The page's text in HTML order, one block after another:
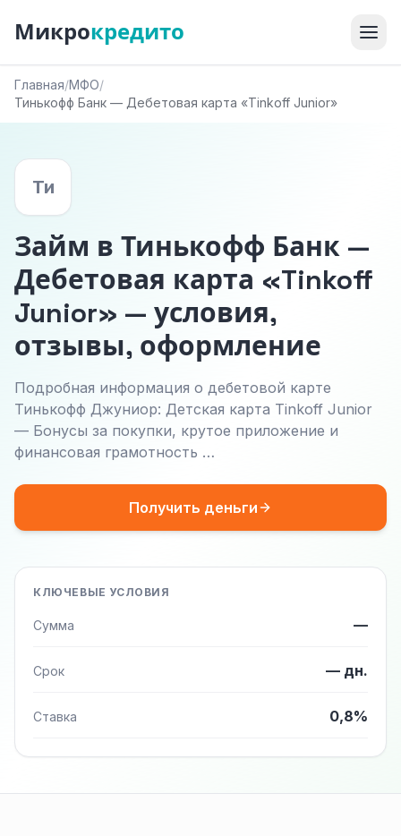
Микрокредито
Главная/МФО/
Тинькофф Банк — Дебетовая карта «Tinkoff Junior»
Ти
Займ в Тинькофф Банк —
Дебетовая карта «Tinkoff
Junior» — условия,
отзывы, оформление
Подробная информация о дебетовой карте
Тинькофф Джуниор: Детская карта Tinkoff Junior
— Бонусы за покупки, крутое приложение и
финансовая грамотность …
Получить деньги
КЛЮЧЕВЫЕ УСЛОВИЯ
Сумма —
Срок — дн.
Ставка 0,8%